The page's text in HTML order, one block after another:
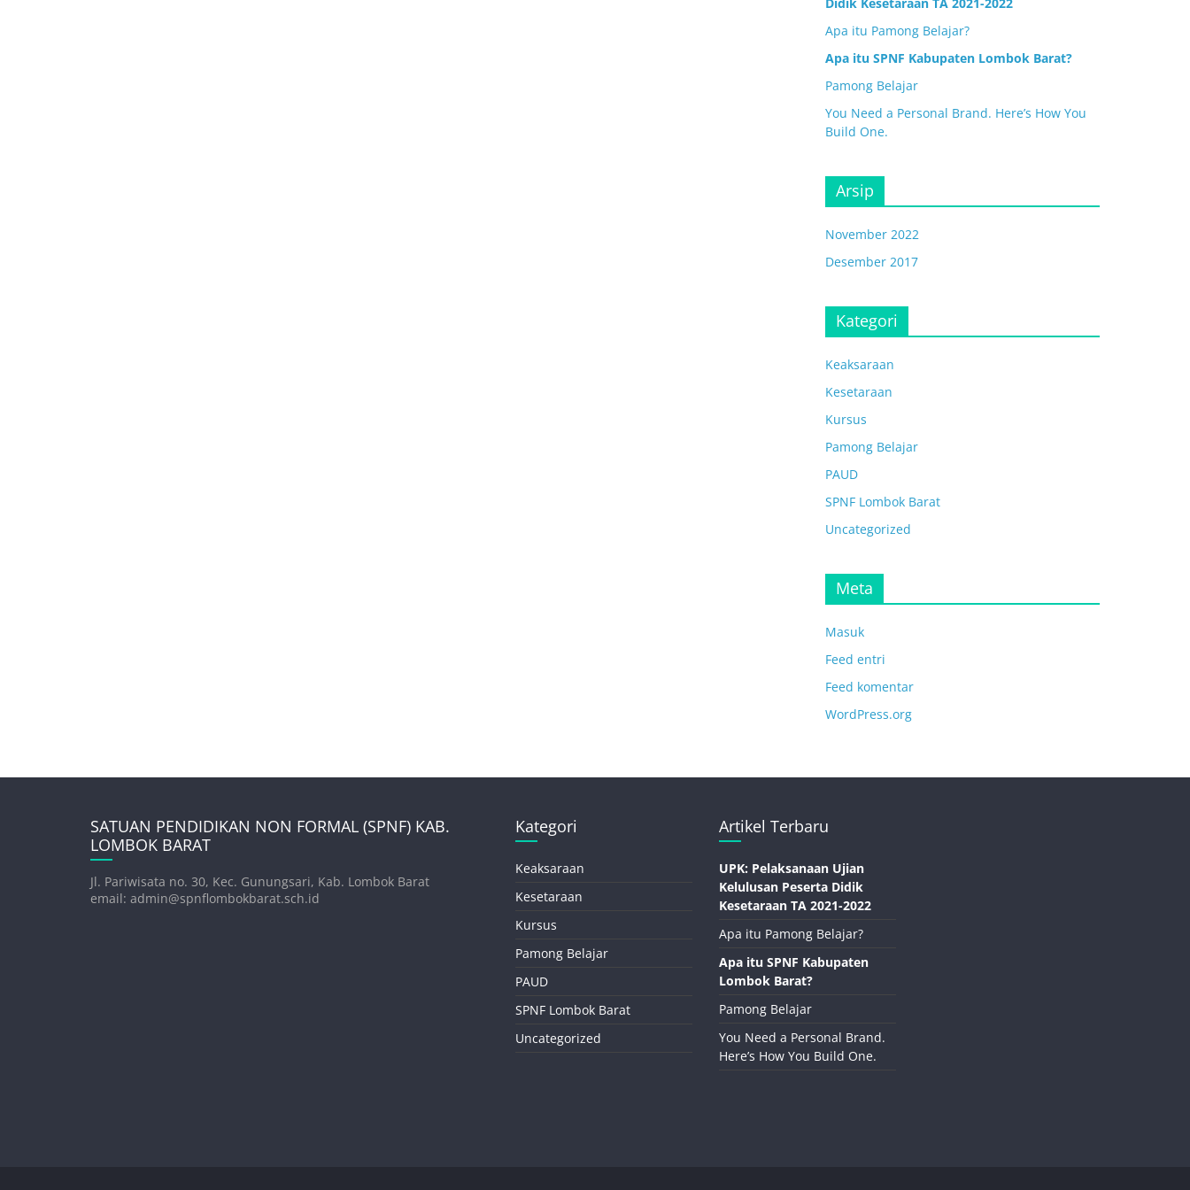
Apa itu Pamong Belajar?
Apa itu SPNF Kabupaten Lombok Barat?
Pamong Belajar
You Need a Personal Brand. Here’s How You
Build One.
Arsip
November 2022
Desember 2017
Kategori
Keaksaraan
Kesetaraan
Kursus
Pamong Belajar
PAUD
SPNF Lombok Barat
Uncategorized
Meta
Masuk
Feed entri
Feed komentar
WordPress.org
SATUAN PENDIDIKAN NON FORMAL (SPNF) KAB.
LOMBOK BARAT
Jl. Pariwisata no. 30, Kec. Gunungsari, Kab. Lombok Barat
email: admin@spnflombokbarat.sch.id
Kategori
Keaksaraan
Kesetaraan
Kursus
Pamong Belajar
PAUD
SPNF Lombok Barat
Uncategorized
Artikel Terbaru
UPK: Pelaksanaan Ujian
Kelulusan Peserta Didik
Kesetaraan TA 2021-2022
Apa itu Pamong Belajar?
Apa itu SPNF Kabupaten
Lombok Barat?
Pamong Belajar
You Need a Personal Brand.
Here’s How You Build One.